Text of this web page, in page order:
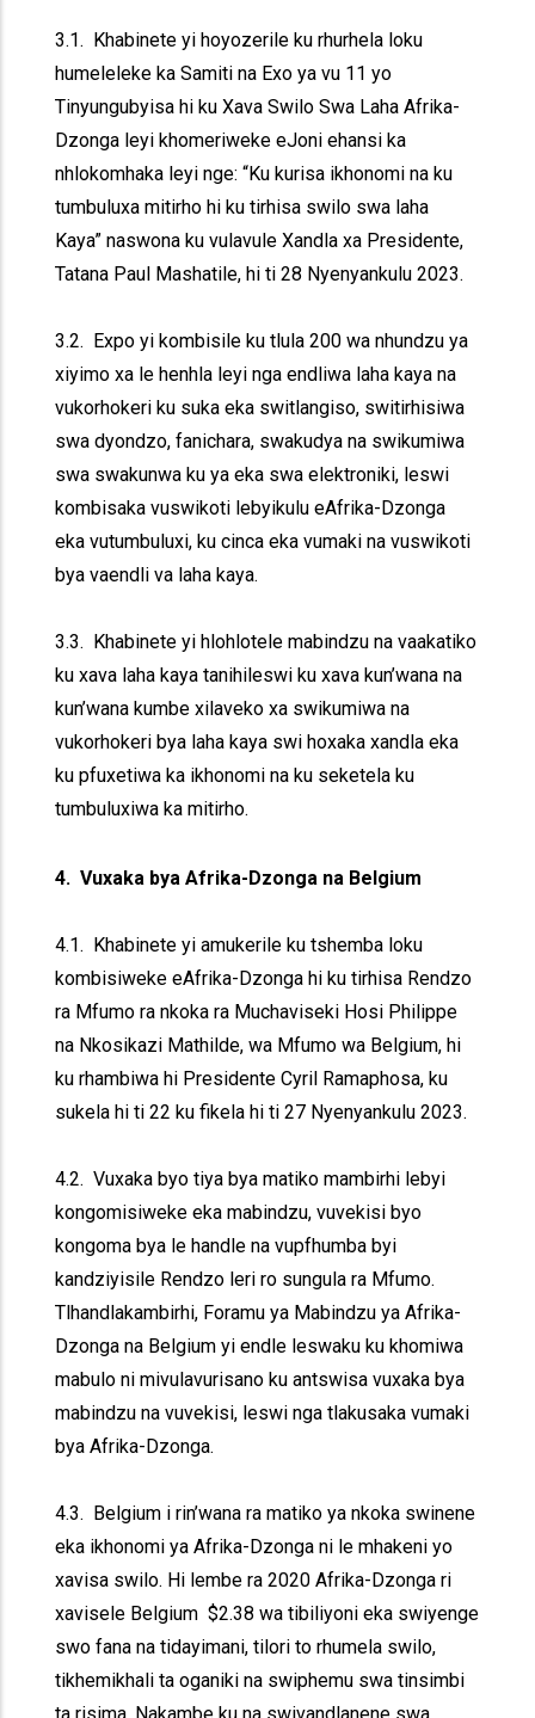
3.1. Khabinete yi hoyozerile ku rhurhela loku
humeleleke ka Samiti na Exo ya vu 11 yo
Tinyungubyisa hi ku Xava Swilo Swa Laha Afrika-
Dzonga leyi khomeriweke eJoni ehansi ka
nhlokomhaka leyi nge: “Ku kurisa ikhonomi na ku
tumbuluxa mitirho hi ku tirhisa swilo swa laha
Kaya” naswona ku vulavule Xandla xa Presidente,
Tatana Paul Mashatile, hi ti 28 Nyenyankulu 2023.
3.2. Expo yi kombisile ku tlula 200 wa nhundzu ya
xiyimo xa le henhla leyi nga endliwa laha kaya na
vukorhokeri ku suka eka switlangiso, switirhisiwa
swa dyondzo, fanichara, swakudya na swikumiwa
swa swakunwa ku ya eka swa elektroniki, leswi
kombisaka vuswikoti lebyikulu eAfrika-Dzonga
eka vutumbuluxi, ku cinca eka vumaki na vuswikoti
bya vaendli va laha kaya.
3.3. Khabinete yi hlohlotele mabindzu na vaakatiko
ku xava laha kaya tanihileswi ku xava kun’wana na
kun’wana kumbe xilaveko xa swikumiwa na
vukorhokeri bya laha kaya swi hoxaka xandla eka
ku pfuxetiwa ka ikhonomi na ku seketela ku
tumbuluxiwa ka mitirho.
4. Vuxaka bya Afrika-Dzonga na Belgium
4.1. Khabinete yi amukerile ku tshemba loku
kombisiweke eAfrika-Dzonga hi ku tirhisa Rendzo
ra Mfumo ra nkoka ra Muchaviseki Hosi Philippe
na Nkosikazi Mathilde, wa Mfumo wa Belgium, hi
ku rhambiwa hi Presidente Cyril Ramaphosa, ku
sukela hi ti 22 ku fikela hi ti 27 Nyenyankulu 2023.
4.2. Vuxaka byo tiya bya matiko mambirhi lebyi
kongomisiweke eka mabindzu, vuvekisi byo
kongoma bya le handle na vupfhumba byi
kandziyisile Rendzo leri ro sungula ra Mfumo.
Tlhandlakambirhi, Foramu ya Mabindzu ya Afrika-
Dzonga na Belgium yi endle leswaku ku khomiwa
mabulo ni mivulavurisano ku antswisa vuxaka bya
mabindzu na vuvekisi, leswi nga tlakusaka vumaki
bya Afrika-Dzonga.
4.3. Belgium i rin’wana ra matiko ya nkoka swinene
eka ikhonomi ya Afrika-Dzonga ni le mhakeni yo
xavisa swilo. Hi lembe ra 2020 Afrika-Dzonga ri
xavisele Belgium $2.38 wa tibiliyoni eka swiyenge
swo fana na tidayimani, tilori to rhumela swilo,
tikhemikhali ta oganiki na swiphemu swa tinsimbi